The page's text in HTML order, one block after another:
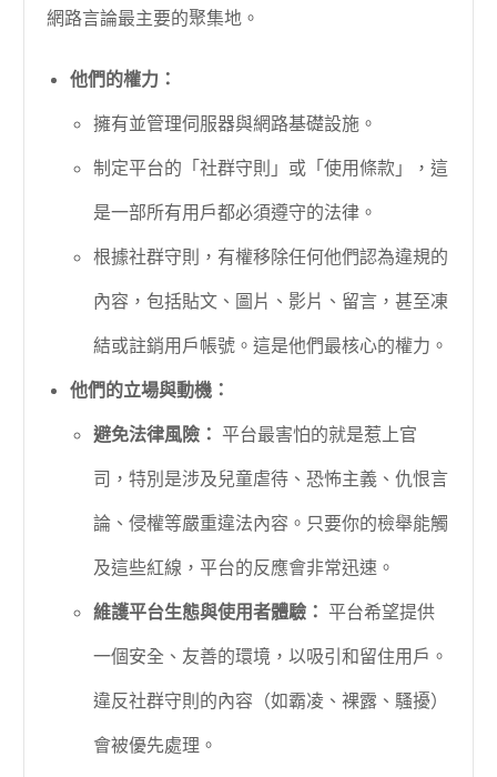
網路言論最主要的聚集地。
他們的權力：
擁有並管理伺服器與網路基礎設施。
制定平台的「社群守則」或「使用條款」，這
是一部所有用戶都必須遵守的法律。
根據社群守則，有權移除任何他們認為違規的
內容，包括貼文、圖片、影片、留言，甚至凍
結或註銷用戶帳號。這是他們最核心的權力。
他們的立場與動機：
避免法律風險： 平台最害怕的就是惹上官
司，特別是涉及兒童虐待、恐怖主義、仇恨言
論、侵權等嚴重違法內容。只要你的檢舉能觸
及這些紅線，平台的反應會非常迅速。
維護平台生態與使用者體驗： 平台希望提供
一個安全、友善的環境，以吸引和留住用戶。
違反社群守則的內容（如霸凌、裸露、騷擾）
會被優先處理。